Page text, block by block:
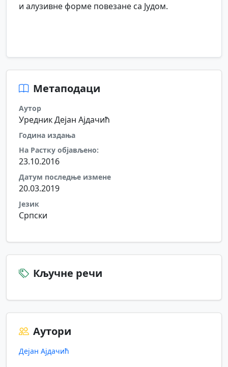
и алузивне форме повезане са Јудом.
Метаподаци
Аутор
Уредник Дејан Ајдачић
Година издања
На Растку објављено:
23.10.2016
Датум последње измене
20.03.2019
Језик
Српски
Кључне речи
Аутори
Дејан Ајдачић